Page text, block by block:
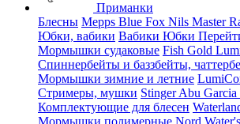
Приманки
Блесны Mepps Blue Fox Nils Master
Юбки, вабики Вабики Юбки
Мормышки судаковые Fish Gold
Спиннербейты и баззбейты,
Мормышки зимние и летние
Стримеры, мушки StingerAbu Garcia
Комплектующие для блесен
Мормышки полимерные Nord Water's